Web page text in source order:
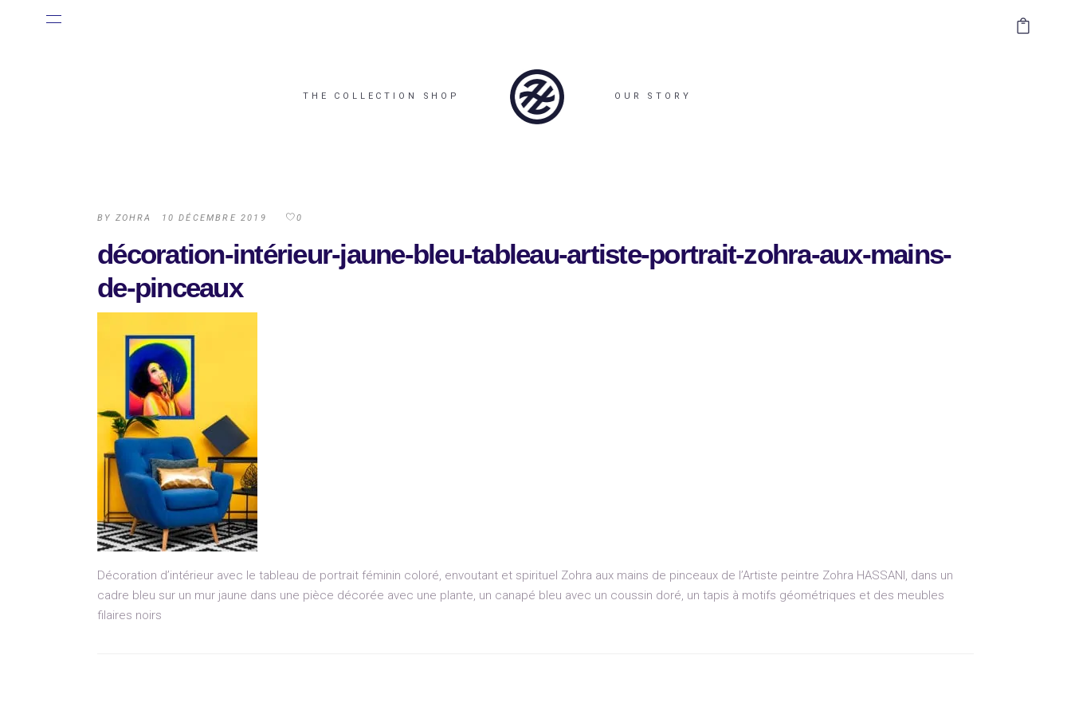
THE COLLECTION SHOP OUR STORY
BY ZOHRA 10 DÉCEMBRE 2019 0
décoration-intérieur-jaune-bleu-tableau-artiste-portrait-zohra-aux-mains-
de-pinceaux
Décoration d’intérieur avec le tableau de portrait féminin coloré, envoutant et spirituel Zohra aux mains de pinceaux de l’Artiste peintre Zohra HASSANI, dans un
cadre bleu sur un mur jaune dans une pièce décorée avec une plante, un canapé bleu avec un coussin doré, un tapis à motifs géométriques et des meubles
filaires noirs